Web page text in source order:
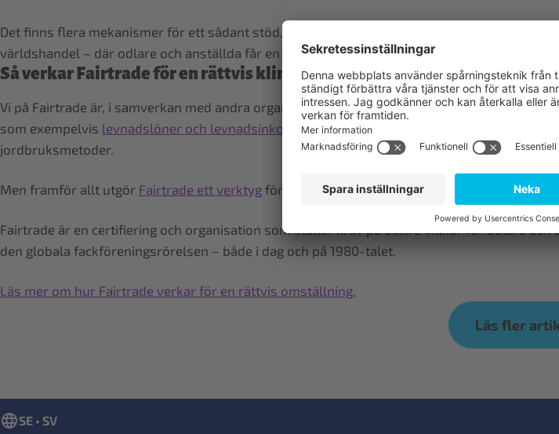
Det finns flera mekanismer för ett sådant stöd, exempelvis bistånd, riktad
världshandel – där odlare och anställda får en bättre betalning och kan investera i sin
Så verkar Fairtrade för en rättvis klimatomställning
Vi på Fairtrade är, i samverkan med andra organisationer, engagerade på EU-nivå för att
som exempelvis levnadslöner och levnadsinkomsterför odlare och anställda i
jordbruksmetoder.
Men framför allt utgör Fairtrade ett verktyg för konsumenter, företag och upphandlande
Fairtrade är en certifiering och organisation som ställer krav på bättre villkor för odlare
den globala fackföreningsrörelsen – både i dag och på 1980-talet.
Läs mer om hur Fairtrade verkar för en rättvis omställning.
Läs fler
SE • SV